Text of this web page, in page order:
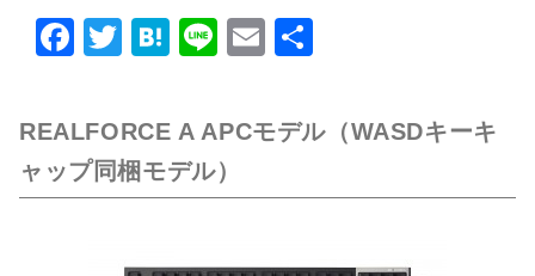
F
c
e
b
T
it
te
r
H
e
n
a
Li
e
E
ai
l
REALFORCE A APCモデル（WASDキーキ
ャップ同梱モデル）